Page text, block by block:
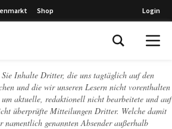
Shop Login
Sie Inhalte Dritter, die uns tagtäglich auf den
und die wir unseren Lesern nicht vorenthalten
aktuelle, redaktionell nicht bearbeitete und auf
überprüfte Mitteilungen Dritter. Welche damit
namentlich genannten Absender außerhalb